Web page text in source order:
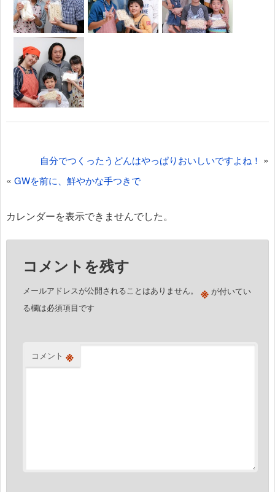
稿
ビ
自分でつくったうどんはやっぱりおいしいですよね！ »
« GWを前に、鮮やかな手つきで
カレンダーを表示できませんでした。
コメントを残す
メールアドレスが公開されることはありません。 ※ が付いてい
る欄は必須項目です
コメント ※